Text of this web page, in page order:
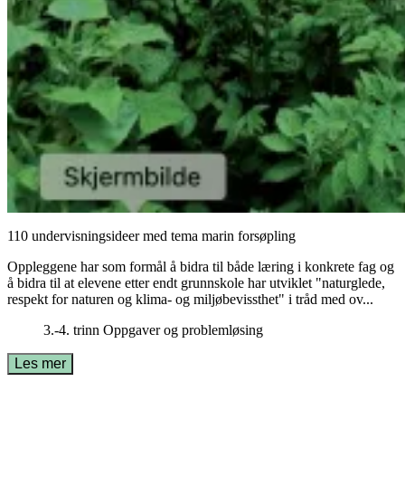
110 undervisningsideer med tema marin forsøpling
Oppleggene har som formål å bidra til både læring i konkrete fag og
å bidra til at elevene etter endt grunnskole har utviklet "naturglede,
respekt for naturen og klima- og miljøbevissthet" i tråd med ov...
3.-4. trinn Oppgaver og problemløsing
Les mer